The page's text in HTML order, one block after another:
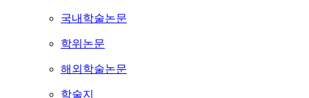
국내학술논문
학위논문
해외학술논문
학술지